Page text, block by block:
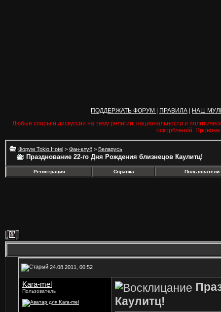
ПОДДЕРЖАТЬ ФОРУМ ПРАВИЛА
НАШ
Любые споры и дискуссии на тему религии, национальности и
оскорблений.
Форум Tokio Hotel > Фан-клуб > Беларусь
Празднование 22-го Дня Рождения близнецов Каулитц!
Регистрация Справка Пользователи
24.08.2011, 00:52
Kara-mel
Пользователь
Каулитц!